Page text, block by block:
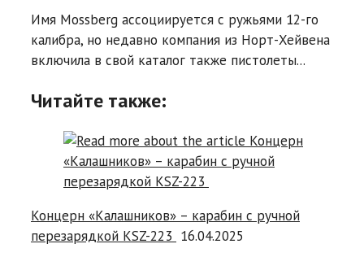
Имя Mossberg ассоциируется с ружьями 12-го
калибра, но недавно компания из Норт-Хейвена
включила в свой каталог также пистолеты...
Читайте также:
Концерн «Калашников» – карабин с ручной
перезарядкой KSZ-223 16.04.2025